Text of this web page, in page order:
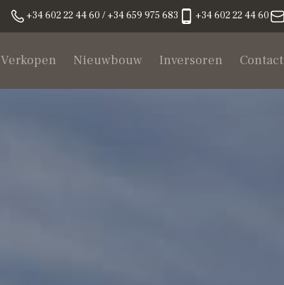
+34 602 22 44 60 / +34 659 975 683 +34 602 22 44 60
Verkopen Nieuwbouw Inversoren Contact